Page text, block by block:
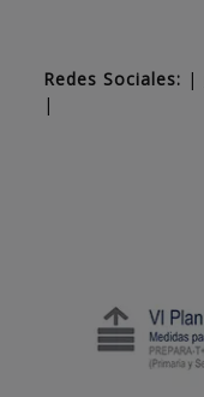
Redes Sociales: |
|